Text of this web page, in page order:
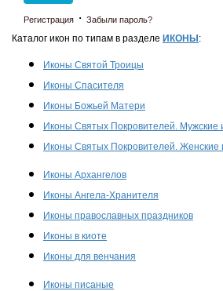
Регистрация · Забыли пароль?
Каталог икон по типам в разделе ИКОНЫ :
Иконы Святой Троицы
Иконы Спасителя
Иконы Божьей Матери
Иконы Святых Покровителей. Мужские
Иконы Святых Покровителей. Женские
Иконы Архангелов
Иконы Ангела-Хранителя
Иконы православных праздников
Иконы в киоте
Иконы для венчания
Иконы писаные